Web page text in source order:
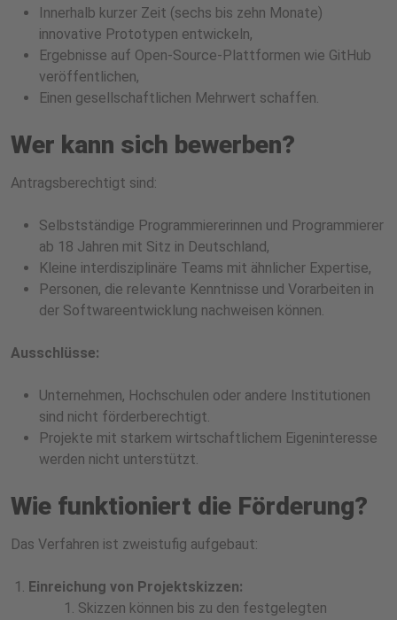
Innerhalb kurzer Zeit (sechs bis zehn Monate)
innovative Prototypen entwickeln,
Ergebnisse auf Open-Source-Plattformen wie GitHub
veröffentlichen,
Einen gesellschaftlichen Mehrwert schaffen.
Wer kann sich bewerben?
Antragsberechtigt sind:
Selbstständige Programmiererinnen und Programmierer
ab 18 Jahren mit Sitz in Deutschland,
Kleine interdisziplinäre Teams mit ähnlicher Expertise,
Personen, die relevante Kenntnisse und Vorarbeiten in
der Softwareentwicklung nachweisen können.
Ausschlüsse:
Unternehmen, Hochschulen oder andere Institutionen
sind nicht förderberechtigt.
Projekte mit starkem wirtschaftlichem Eigeninteresse
werden nicht unterstützt.
Wie funktioniert die Förderung?
Das Verfahren ist zweistufig aufgebaut:
Einreichung von Projektskizzen:
Skizzen können bis zu den festgelegten